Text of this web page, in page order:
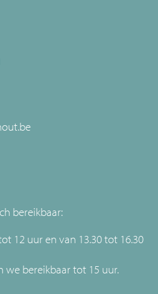
bereikbaar:
12 uur en van 13.30 tot 16.30
we bereikbaar tot 15 uur.